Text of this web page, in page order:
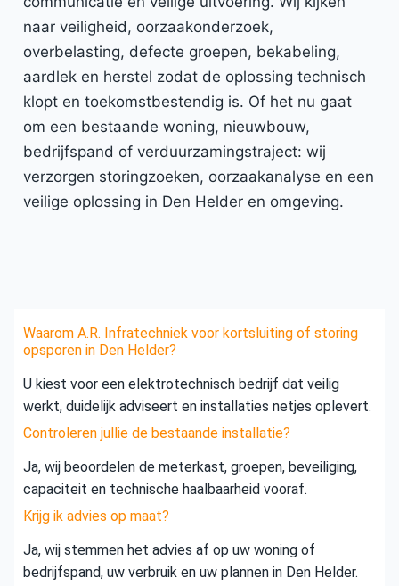
naar veiligheid, oorzaakonderzoek,
overbelasting, defecte groepen, bekabeling,
aardlek en herstel zodat de oplossing technisch
klopt en toekomstbestendig is. Of het nu gaat
om een bestaande woning, nieuwbouw,
bedrijfspand of verduurzamingstraject: wij
verzorgen storingzoeken, oorzaakanalyse en een
veilige oplossing in Den Helder en omgeving.
Waarom A.R. Infratechniek voor kortsluiting of storing
opsporen in Den Helder?
U kiest voor een elektrotechnisch bedrijf dat veilig
werkt, duidelijk adviseert en installaties netjes oplevert.
Controleren jullie de bestaande installatie?
Ja, wij beoordelen de meterkast, groepen, beveiliging,
capaciteit en technische haalbaarheid vooraf.
Krijg ik advies op maat?
Ja, wij stemmen het advies af op uw woning of
bedrijfspand, uw verbruik en uw plannen in Den Helder.